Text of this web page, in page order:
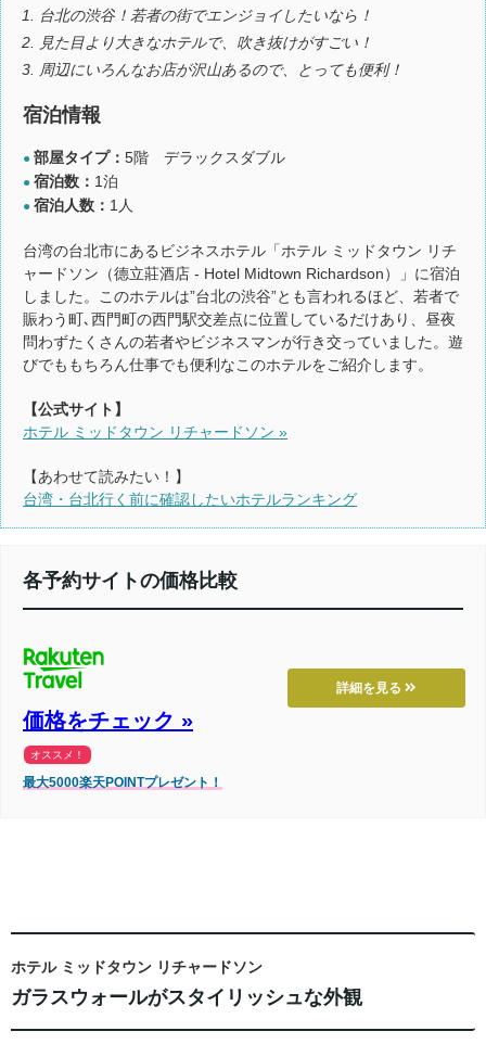
台北の渋谷！若者の街でエンジョイしたいなら！
見た目より大きなホテルで、吹き抜けがすごい！
周辺にいろんなお店が沢山あるので、とっても便利！
宿泊情報
● 部屋タイプ： 5階 デラックスダブル
● 宿泊数： 1泊
● 宿泊人数： 1人
台湾の台北市にあるビジネスホテル「ホテル ミッドタウン リチ
ャードソン（德立莊酒店 - Hotel Midtown Richardson）」に宿泊
しました。このホテルは”台北の渋谷”とも言われるほど、若者で
賑わう町､西門町の西門駅交差点に位置しているだけあり、昼夜
問わずたくさんの若者やビジネスマンが行き交っていました。遊
びでももちろん仕事でも便利なこのホテルをご紹介します。
【公式サイト】
ホテル ミッドタウン リチャードソン »
【あわせて読みたい！】
台湾・台北行く前に確認したいホテルランキング
各予約サイトの価格比較
詳細を見る
価格をチェック »
オススメ！
最大5000楽天POINTプレゼント！
ホテル ミッドタウン リチャードソン
ガラスウォールがスタイリッシュな外観